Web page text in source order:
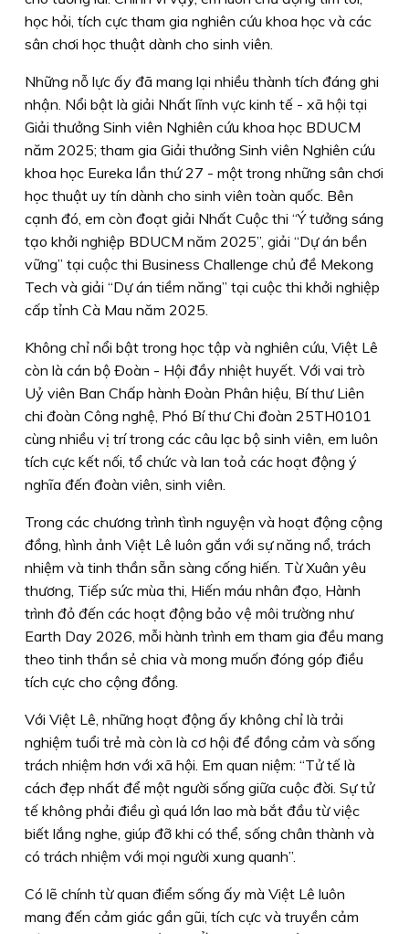
học hỏi, tích cực tham gia nghiên cứu khoa học và các
sân chơi học thuật dành cho sinh viên.
Những nỗ lực ấy đã mang lại nhiều thành tích đáng ghi
nhận. Nổi bật là giải Nhất lĩnh vực kinh tế - xã hội tại
Giải thưởng Sinh viên Nghiên cứu khoa học BDUCM
năm 2025; tham gia Giải thưởng Sinh viên Nghiên cứu
khoa học Eureka lần thứ 27 - một trong những sân chơi
học thuật uy tín dành cho sinh viên toàn quốc. Bên
cạnh đó, em còn đoạt giải Nhất Cuộc thi “Ý tưởng sáng
tạo khởi nghiệp BDUCM năm 2025”, giải “Dự án bền
vững” tại cuộc thi Business Challenge chủ đề Mekong
Tech và giải “Dự án tiềm năng” tại cuộc thi khởi nghiệp
cấp tỉnh Cà Mau năm 2025.
Không chỉ nổi bật trong học tập và nghiên cứu, Việt Lê
còn là cán bộ Ðoàn - Hội đầy nhiệt huyết. Với vai trò
Uỷ viên Ban Chấp hành Ðoàn Phân hiệu, Bí thư Liên
chi đoàn Công nghệ, Phó Bí thư Chi đoàn 25TH0101
cùng nhiều vị trí trong các câu lạc bộ sinh viên, em luôn
tích cực kết nối, tổ chức và lan toả các hoạt động ý
nghĩa đến đoàn viên, sinh viên.
Trong các chương trình tình nguyện và hoạt động cộng
đồng, hình ảnh Việt Lê luôn gắn với sự năng nổ, trách
nhiệm và tinh thần sẵn sàng cống hiến. Từ Xuân yêu
thương, Tiếp sức mùa thi, Hiến máu nhân đạo, Hành
trình đỏ đến các hoạt động bảo vệ môi trường như
Earth Day 2026, mỗi hành trình em tham gia đều mang
theo tinh thần sẻ chia và mong muốn đóng góp điều
tích cực cho cộng đồng.
Với Việt Lê, những hoạt động ấy không chỉ là trải
nghiệm tuổi trẻ mà còn là cơ hội để đồng cảm và sống
trách nhiệm hơn với xã hội. Em quan niệm: “Tử tế là
cách đẹp nhất để một người sống giữa cuộc đời. Sự tử
tế không phải điều gì quá lớn lao mà bắt đầu từ việc
biết lắng nghe, giúp đỡ khi có thể, sống chân thành và
có trách nhiệm với mọi người xung quanh”.
Có lẽ chính từ quan điểm sống ấy mà Việt Lê luôn
mang đến cảm giác gần gũi, tích cực và truyền cảm